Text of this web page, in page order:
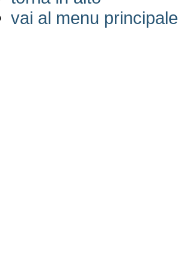
vai al menu principale